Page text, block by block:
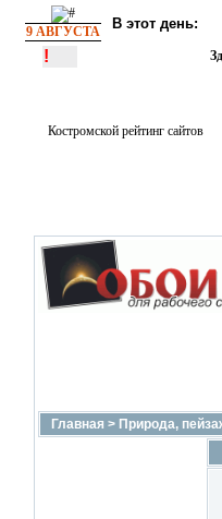
9 АВГУСТА В этот день:
!
Костромской рейтинг сайтов
Главная > Природа,